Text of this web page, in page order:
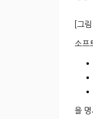
[그
소프
을 명